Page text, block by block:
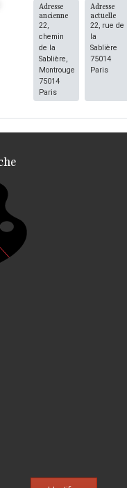
Adresse
ancienne
22,
chemin
de la
Sablière,
Montrouge
75014
Paris
Adresse
actuelle
22, rue de
la
Sablière
75014
Paris